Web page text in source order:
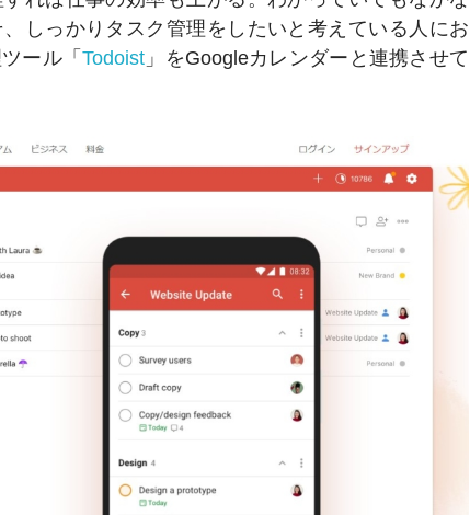
しっかりタスク管理をしたいと考えている人にお
ール「Todoist 」をGoogleカレンダーと連携させて